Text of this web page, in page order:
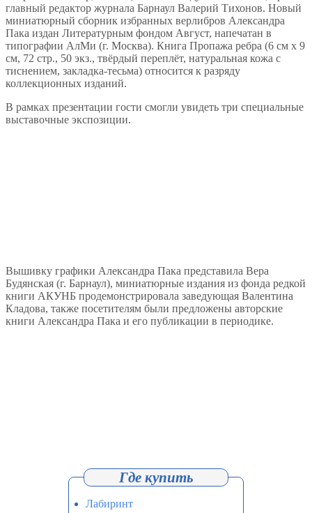
главный редактор журнала Барнаул Валерий Тихонов. Новый
миниатюрный сборник избранных верлибров Александра
Пака издан Литературным фондом Август, напечатан в
типографии АлМи (г. Москва). Книга Пропажа ребра (6 см х 9
см, 72 стр., 50 экз., твёрдый переплёт, натуральная кожа с
тиснением, закладка-тесьма) относится к разряду
коллекционных изданий.
В рамках презентации гости смогли увидеть три специальные
выставочные экспозиции.
Вышивку графики Александра Пака представила Вера
Будянская (г. Барнаул), миниатюрные издания из фонда редкой
книги АКУНБ продемонстрировала заведующая Валентина
Кладова, также посетителям были предложены авторские
книги Александра Пака и его публикации в периодике.
Лабиринт